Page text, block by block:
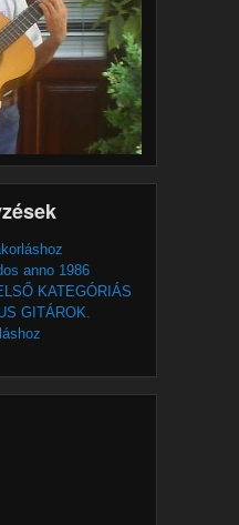
anno 1986
KATEGÓRIÁS
GITÁROK.